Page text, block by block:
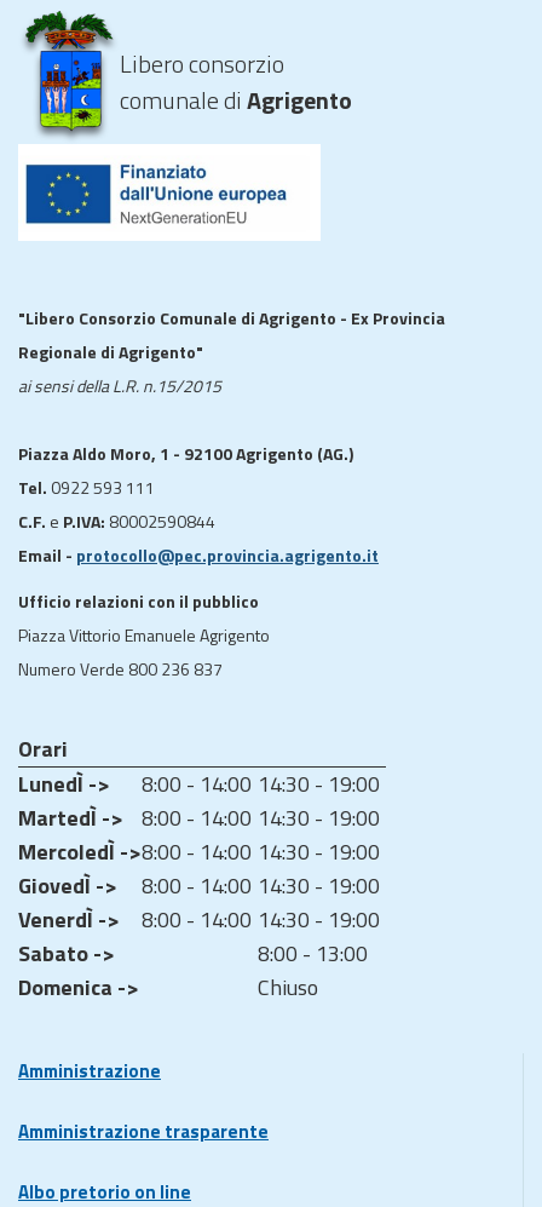
Libero consorzio
comunale diAgrigento
"Libero Consorzio Comunale di Agrigento - Ex Provincia
Regionale di Agrigento"
ai sensi della L.R. n.15/2015
Piazza Aldo Moro, 1 - 92100 Agrigento (AG.)
Tel. 0922 593 111
C.F. e P.IVA: 80002590844
Email - protocollo@pec.provincia.agrigento.it
Ufficio relazioni con il pubblico
Piazza Vittorio Emanuele Agrigento
Numero Verde 800 236 837
Orari
LunedÌ ->
8:00 - 14:00 14:30 - 19:00
MartedÌ -> 8:00 - 14:00 14:30 - 19:00
MercoledÌ ->8:00 - 14:00 14:30 - 19:00
GiovedÌ ->
8:00 - 14:00 14:30 - 19:00
VenerdÌ ->
8:00 - 14:00 14:30 - 19:00
Sabato ->
8:00 - 13:00
Domenica ->
Chiuso
Amministrazione
Amministrazione trasparente
Albo pretorio on line